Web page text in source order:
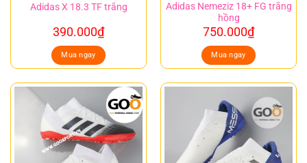
Adidas X 18.3 TF trắng
390.000₫
Mua ngay
Adidas Nemeziz 18+ FG trắng
hồng
750.000₫
Mua ngay